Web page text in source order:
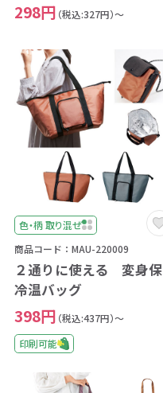
298円 （税込:327円）～
色・柄 取り混ぜ
商品コード：MAU-220009
２通りに使える 変身保
冷温バッグ
398円 （税込:437円）～
印刷可能